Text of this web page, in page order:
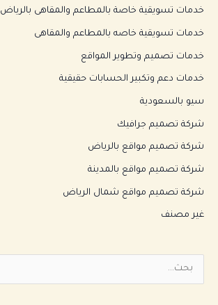
خدمات تسويقية خاصة بالمطاعم والمقاهى بالرياض
خدمات تسويقية خاصه بالمطاعم والمقاهى
خدمات تصميم وتطوير المواقع
خدمات دعم وتكبير الحسابات حقيقية
سيو بالسعودية
شركة تصميم جرافيك
شركة تصميم مواقع بالرياض
شركة تصميم مواقع بالمدينة
شركة تصميم مواقع شمال الرياض
غير مصنف